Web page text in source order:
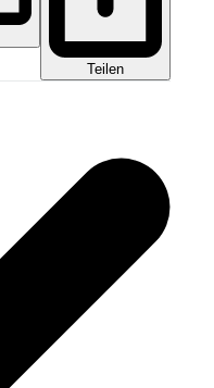
Teilen